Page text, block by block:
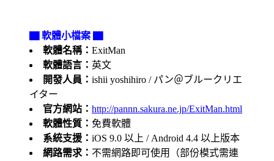
▇ 軟體小檔案 ▇
軟體名稱： ExitMan
軟體語言： 英文
開發人員： ishii yoshihiro / パン＠ブルークリエ
イター
官方網站： http://pannn.sakura.ne.jp/ExitMan.html
軟體性質： 免費軟體
系統支援： iOS 9.0 以上 / Android 4.4 以上版本
網路需求： 不需網路即可使用（部份模式需連